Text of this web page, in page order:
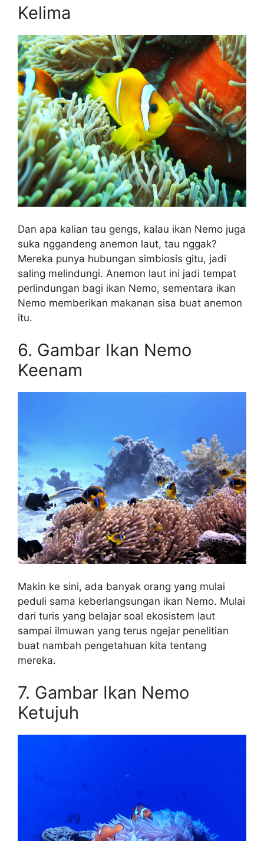
Kelima
Dan apa kalian tau gengs, kalau ikan Nemo juga
suka nggandeng anemon laut, tau nggak?
Mereka punya hubungan simbiosis gitu, jadi
saling melindungi. Anemon laut ini jadi tempat
perlindungan bagi ikan Nemo, sementara ikan
Nemo memberikan makanan sisa buat anemon
itu.
6. Gambar Ikan Nemo
Keenam
Makin ke sini, ada banyak orang yang mulai
peduli sama keberlangsungan ikan Nemo. Mulai
dari turis yang belajar soal ekosistem laut
sampai ilmuwan yang terus ngejar penelitian
buat nambah pengetahuan kita tentang
mereka.
7. Gambar Ikan Nemo
Ketujuh